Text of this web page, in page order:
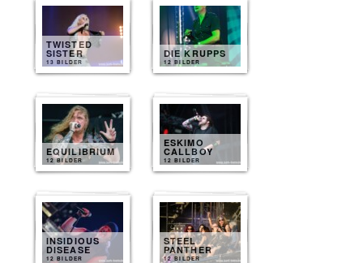
TWISTED
SISTER
13 BILDER
DIE KRUPPS
12 BILDER
EQUILIBRIUM
12 BILDER
ESKIMO
CALLBOY
12 BILDER
INSIDIOUS
DISEASE
12 BILDER
STEEL
PANTHER
12 BILDER